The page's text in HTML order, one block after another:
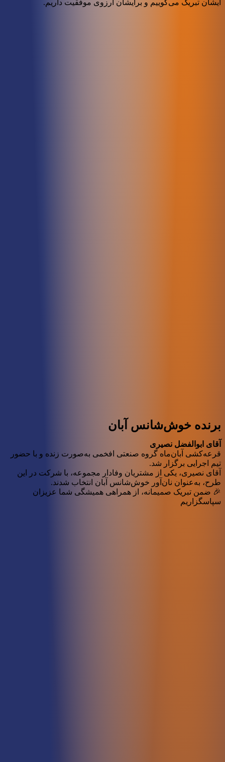
ایشان تبریک می‌گوییم و برایشان آرزوی موفقیت داریم.
برنده خوش‌شانس آبان
آقای ابوالفضل نصیری
قرعه‌کشی آبان‌ماه گروه صنعتی افخمی به‌صورت زنده و با حضور
تیم اجرایی برگزار شد.
آقای نصیری، یکی از مشتریان وفادار مجموعه، با شرکت در این
طرح، به‌عنوان نان‌آور خوش‌شانس آبان انتخاب شدند.
🎉 ضمن تبریک صمیمانه، از همراهی همیشگی شما عزیزان
سپاسگزاریم